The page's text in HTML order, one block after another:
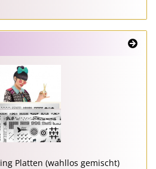
Platten (wahllos gemischt)